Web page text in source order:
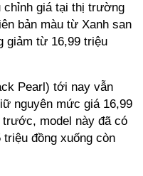
chỉnh giá tại thị trường
bản màu từ Xanh san
giảm từ 16,99 triệu
Pearl) tới nay vẫn
nguyên mức giá 16,99
model này đã có
đồng xuống còn